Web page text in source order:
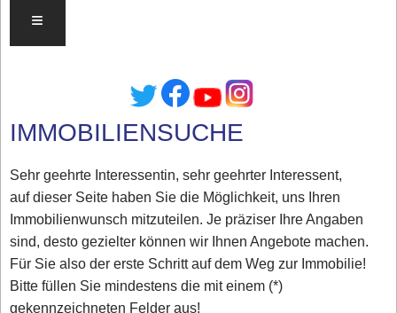
≡
IMMOBILIENSUCHE
Sehr geehrte Interessentin, sehr geehrter Interessent,
auf dieser Seite haben Sie die Möglichkeit, uns Ihren
Immobilienwunsch mitzuteilen. Je präziser Ihre Angaben
sind, desto gezielter können wir Ihnen Angebote machen.
Für Sie also der erste Schritt auf dem Weg zur Immobilie!
Bitte füllen Sie mindestens die mit einem (*)
gekennzeichneten Felder aus!